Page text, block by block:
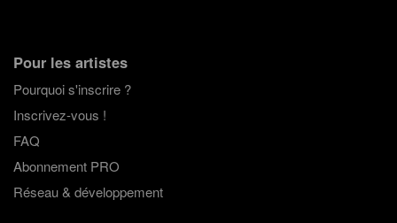
Pour les artistes
Pourquoi s'inscrire ?
Inscrivez-vous !
FAQ
Abonnement PRO
Réseau & développement